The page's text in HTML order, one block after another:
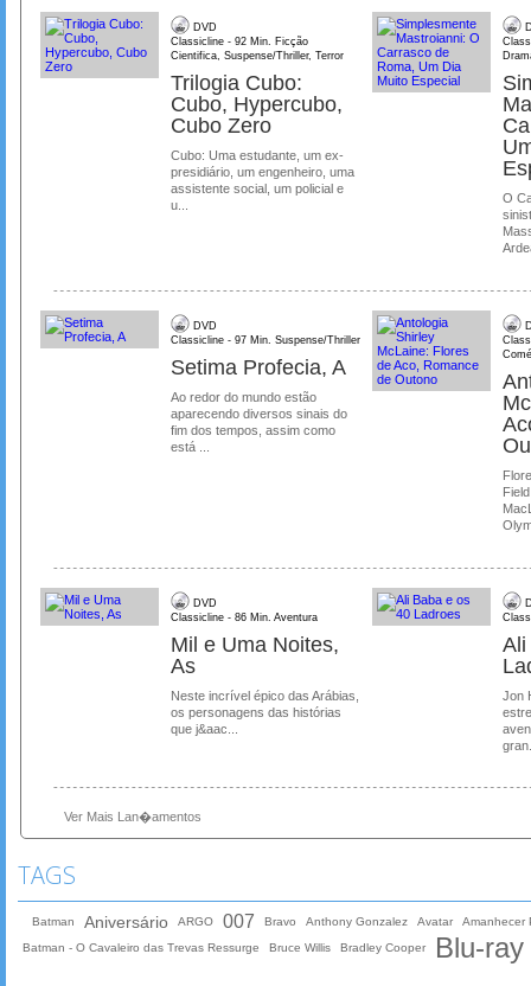
DVD
Classicline - 92 Min. Ficção
Cientifica, Suspense/Thriller, Terror
Trilogia Cubo:
Cubo, Hypercubo,
Cubo Zero
Cubo: Uma estudante, um ex-
presidiário, um engenheiro, uma
assistente social, um policial e
u...
O
DVD
Classicline - 97 Min. Suspense/Thriller
Setima Profecia, A
Ao redor do mundo estão
aparecendo diversos sinais do
fim dos tempos, assim como
está ...
DVD
Classicline - 86 Min. Aventura
Mil e Uma Noites,
As
Neste incrível épico das Arábias,
os personagens das histórias
que j&aac...
Ali
Jon
Ver Mais Lan�amentos
TAGS
Batman Aniversário ARGO 007 Bravo Anthony Gonzalez Avatar
Amanhecer
Batman - O Cavaleiro das Trevas Ressurge
Bruce Willis Bradley Cooper Blu-ray